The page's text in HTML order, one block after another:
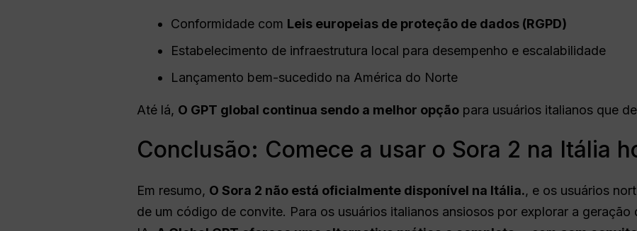
Conformidade com Leis europeias de proteção de dados (RGPD)
Estabelecimento de infraestrutura local para desempenho e escalabilidade
Lançamento bem-sucedido na América do Norte
Até lá, O GPT global continua sendo a melhor opção para usuários italianos que
Conclusão: Comece a usar o Sora 2 na Itália
Em resumo, O Sora 2 não está oficialmente disponível na Itália., e os usuários
de um código de convite. Para os usuários italianos ansiosos por explorar a geração